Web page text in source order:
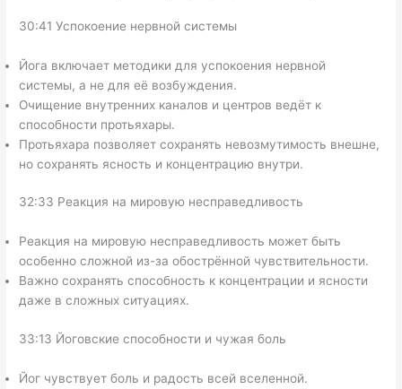
30:41 Успокоение нервной системы
Йога включает методики для успокоения нервной
системы, а не для её возбуждения.
Очищение внутренних каналов и центров ведёт к
способности протьяхары.
Протьяхара позволяет сохранять невозмутимость внешне,
но сохранять ясность и концентрацию внутри.
32:33 Реакция на мировую несправедливость
Реакция на мировую несправедливость может быть
особенно сложной из-за обострённой чувствительности.
Важно сохранять способность к концентрации и ясности
даже в сложных ситуациях.
33:13 Йоговские способности и чужая боль
Йог чувствует боль и радость всей вселенной.